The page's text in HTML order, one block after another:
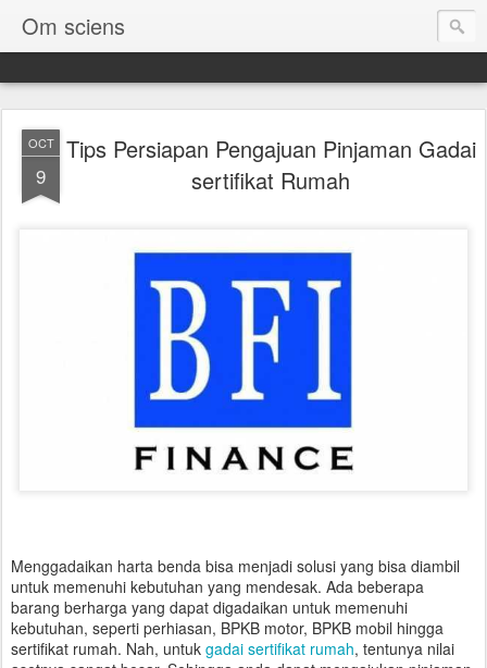
Om sciens
OCT
9
Tips Persiapan Pengajuan Pinjaman Gadai
sertifikat Rumah
Menggadaikan harta benda bisa menjadi solusi yang bisa diambil
untuk memenuhi kebutuhan yang mendesak. Ada beberapa
barang berharga yang dapat digadaikan untuk memenuhi
kebutuhan, seperti perhiasan, BPKB motor, BPKB mobil hingga
sertifikat rumah. Nah, untuk gadai sertifikat rumah, tentunya nilai